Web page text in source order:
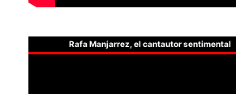
Rafa Manjarrez, el cantautor sentimental